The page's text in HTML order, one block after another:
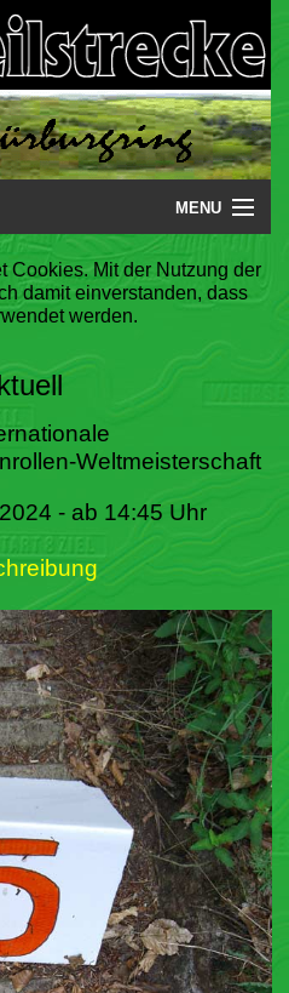
MENU
Cookies. Mit der Nutzung der
damit einverstanden, dass
werden.
Weltmeisterschaft
- ab 14:45 Uhr